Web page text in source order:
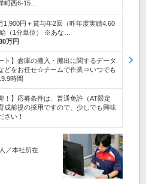
町西6-15…
1,900円＋賞与年2回（昨年度実績4.60
（1分単位） ※あな…
万円
ト】倉庫の搬入・搬出に関するデータ
どをお任せ☆チームで作業⇒いつでも
時間
！】応募条件は、普通免許（AT限定
前提の採用ですので、少しでも興味
さい！
／本社所在